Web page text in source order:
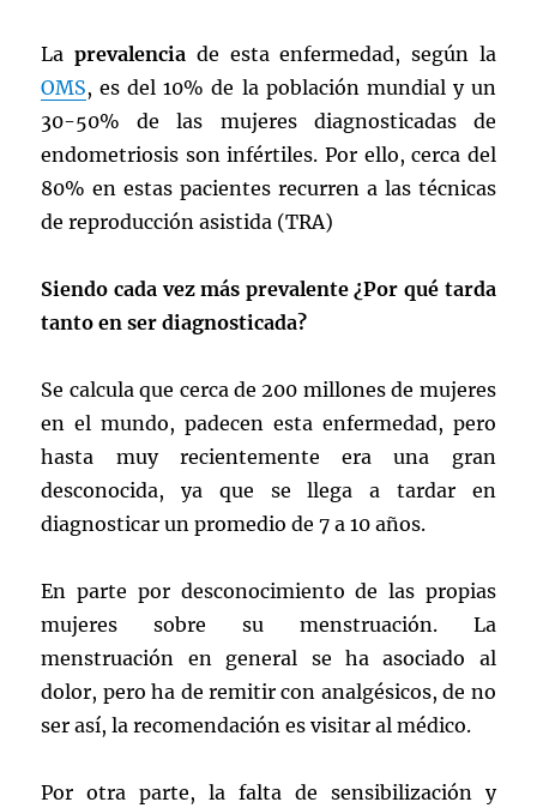
La prevalencia de esta enfermedad, según la
OMS, es del 10% de la población mundial y un
30-50% de las mujeres diagnosticadas de
endometriosis son infértiles. Por ello, cerca del
80% en estas pacientes recurren a las técnicas
de reproducción asistida (TRA)
Siendo cada vez más prevalente ¿Por qué tarda
tanto en ser diagnosticada?
Se calcula que cerca de 200 millones de mujeres
en el mundo, padecen esta enfermedad, pero
hasta muy recientemente era una gran
desconocida, ya que se llega a tardar en
diagnosticar un promedio de 7 a 10 años.
En parte por desconocimiento de las propias
mujeres sobre su menstruación. La
menstruación en general se ha asociado al
dolor, pero ha de remitir con analgésicos, de no
ser así, la recomendación es visitar al médico.
Por otra parte, la falta de sensibilización y